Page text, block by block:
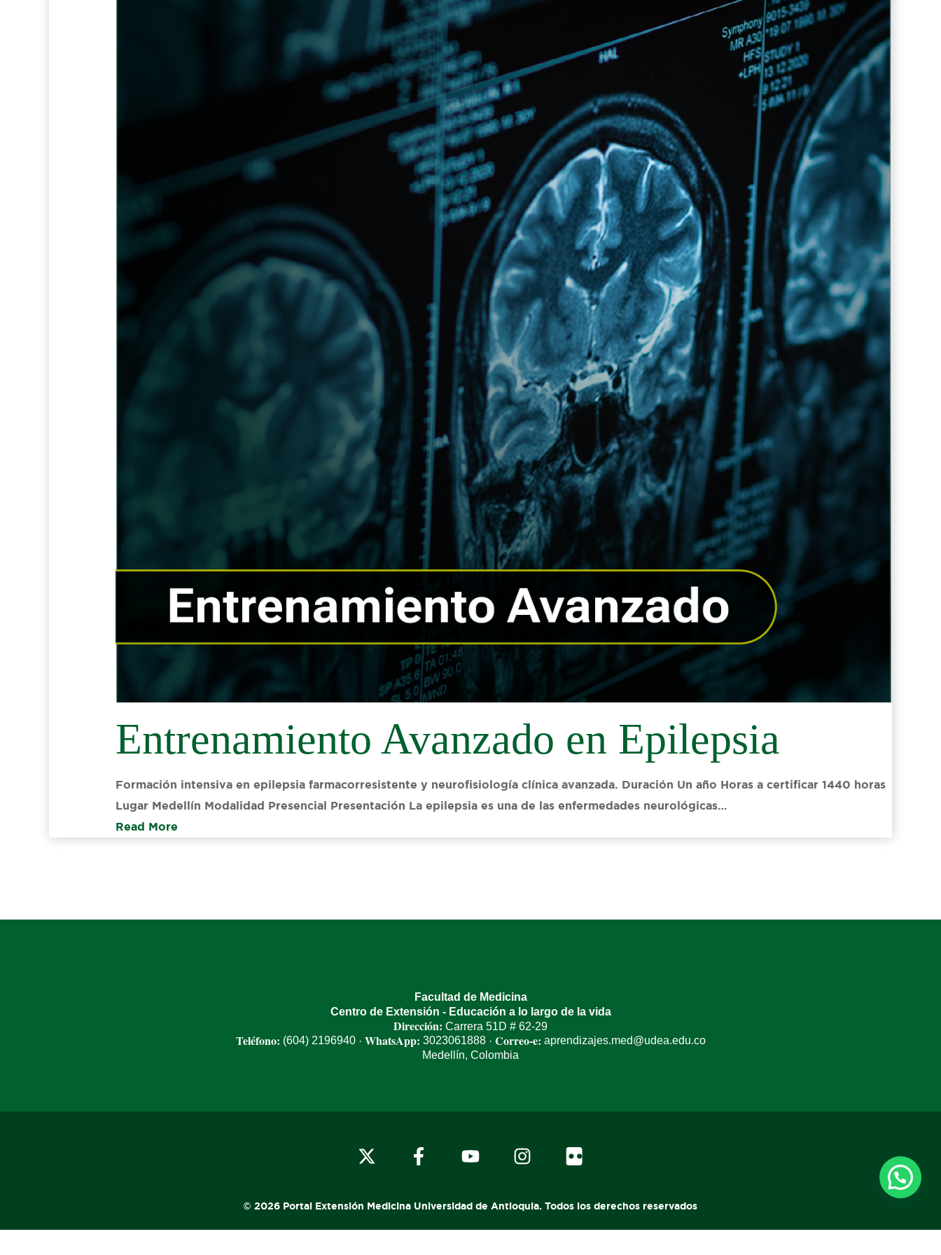
Entrenamiento Avanzado en Epilepsia
Formación intensiva en epilepsia farmacorresistente y neurofisiología clínica avanzada. Duración Un año Horas a certificar​ 1440 horas
Lugar Medellín Modalidad Presencial Presentación La epilepsia es una de las enfermedades neurológicas…
Read More
Facultad de Medicina
Centro de Extensión - Educación a lo largo de la vida
Dirección: Carrera 51D # 62-29
Teléfono: (604) 2196940· WhatsApp: 3023061888· Correo-e: aprendizajes.med@udea.edu.co
Medellín, Colombia
x-
facebook instagram flickr
© 2026 Portal Extensión Medicina Universidad de Antioquia. Todos los derechos reservados